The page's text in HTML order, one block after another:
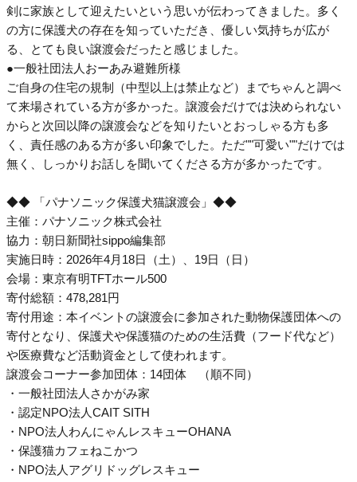
剣に家族として迎えたいという思いが伝わってきました。多く
の方に保護犬の存在を知っていただき、優しい気持ちが広が
る、とても良い譲渡会だったと感じました。
●一般社団法人おーあみ避難所様
ご自身の住宅の規制（中型以上は禁止など）までちゃんと調べ
て来場されている方が多かった。譲渡会だけでは決められない
からと次回以降の譲渡会などを知りたいとおっしゃる方も多
く、責任感のある方が多い印象でした。ただ""可愛い""だけでは
無く、しっかりお話しを聞いてくださる方が多かったです。
◆◆ 「パナソニック保護犬猫譲渡会」◆◆
主催：パナソニック株式会社
協力：朝日新聞社sippo編集部
実施日時：2026年4月18日（土）、19日（日）
会場：東京有明TFTホール500
寄付総額：478,281円
寄付用途：本イベントの譲渡会に参加された動物保護団体への
寄付となり、保護犬や保護猫のための生活費（フード代など）
や医療費など活動資金として使われます。
譲渡会コーナー参加団体：14団体 （順不同）
・一般社団法人さかがみ家
・認定NPO法人CAIT SITH
・NPO法人わんにゃんレスキューOHANA
・保護猫カフェねこかつ
・NPO法人アグリドッグレスキュー